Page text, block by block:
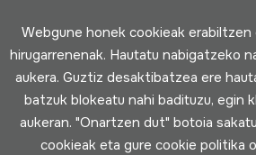
Webgune honek cookieak erabiltzen
hirugarrenenak. Hautatu nabigatzeko
aukera. Guztiz desaktibatzea ere
batzuk blokeatu nahi badituzu, egin
aukeran. "Onartzen dut" botoia
cookieak eta gure cookie politika